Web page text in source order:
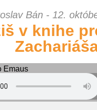
Bán - 12.
v knihe